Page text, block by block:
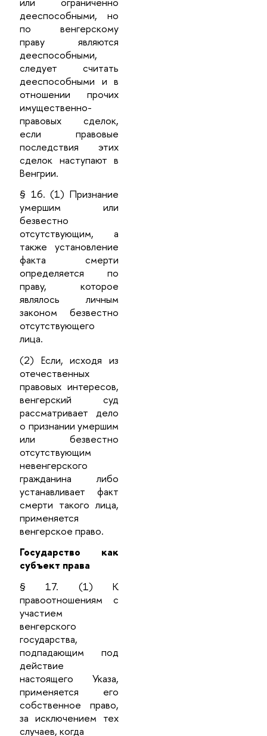
дееспособными, но
по венгерскому
праву являются
дееспособными,
следует считать
дееспособными и в
отношении прочих
имущественно-
правовых сделок,
если правовые
последствия этих
сделок наступают в
Венгрии.
§ 16. (1) Признание
умершим или
безвестно
отсутствующим, а
также установление
факта смерти
определяется по
праву, которое
являлось личным
законом безвестно
отсутствующего
лица.
(2) Если, исходя из
отечественных
правовых интересов,
венгерский суд
рассматривает дело
о признании умершим
или безвестно
отсутствующим
невенгерского
гражданина либо
устанавливает факт
смерти такого лица,
применяется
венгерское право.
Государство как
субъект права
§ 17. (1) К
правоотношениям с
участием
венгерского
государства,
подпадающим под
действие
настоящего Указа,
применяется его
собственное право,
за исключением тех
случаев, когда